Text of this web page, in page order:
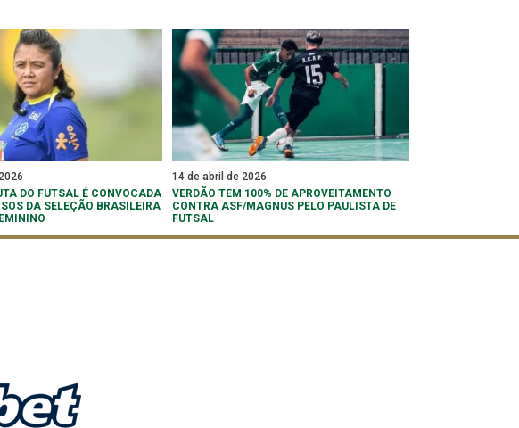
DO FUTSAL É CONVOCADA
DA SELEÇÃO BRASILEIRA
14 de abril de 2026
VERDÃO TEM 100% DE APROVEITAMENTO
CONTRA ASF/MAGNUS PELO PAULISTA DE
FUTSAL